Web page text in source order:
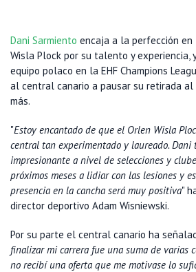
Dani Sarmiento encaja a la perfección
Wisla Plock por su talento y experiencia,
equipo polaco en la EHF Champions
al central canario a pausar su retirada al
más.
"Estoy encantado de que el Orlen Wisla
central tan experimentado y laureado.
impresionante a nivel de selecciones y
próximos meses a lidiar con las lesiones y
presencia en la cancha será muy positiva"
director deportivo Adam Wisniewski.
Por su parte el central canario ha
finalizar mi carrera fue una suma de varias
no recibí una oferta que me motivase lo